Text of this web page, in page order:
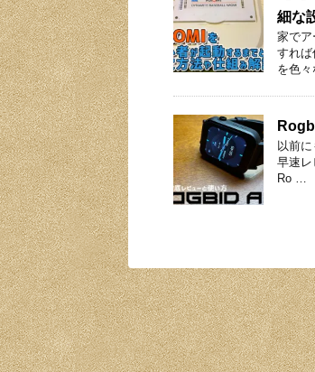
細な
家でア
すれば
を色
以前
早速レ
Ro …